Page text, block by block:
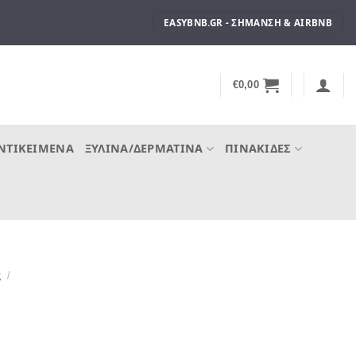
EASYBNB.GR - ΣΉΜΑΝΣΗ & AIRBNB
€0,00
ΞΎΛΙΝΑ/ΔΕΡΜΆΤΙΝΑ ΠΙΝΑΚΊΔΕΣ
/